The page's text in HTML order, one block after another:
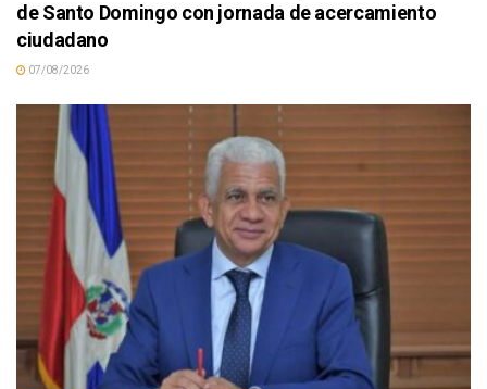
de Santo Domingo con jornada de acercamiento
ciudadano
07/08/2026